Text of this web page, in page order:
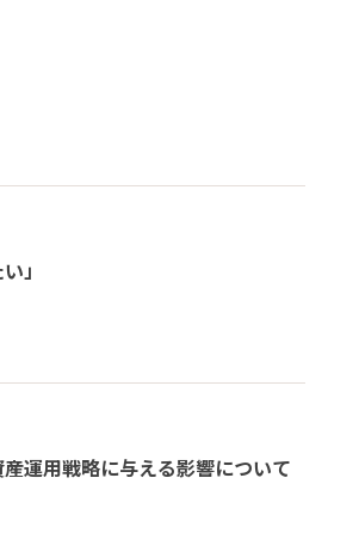
」
運用戦略に与える影響について